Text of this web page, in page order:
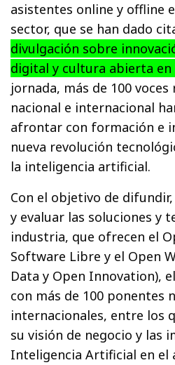
asistentes online y offline
sector, que se han dado
divulgación sobre
digital y cultura abierta en
jornada, más de 100
nacional e internacional
afrontar con formación e
nueva revolución
la inteligencia artificial.
Con el objetivo de
y evaluar las soluciones y
industria, que ofrecen el
Software Libre y el Open
Data y Open Innovation),
con más de 100 ponentes
internacionales, entre los
su visión de negocio y las
Inteligencia Artificial en el